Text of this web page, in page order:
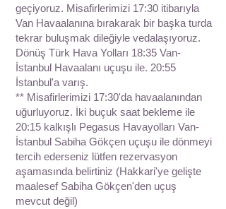
geçiyoruz. Misafirlerimizi 17:30 itibarıyla
Van Havaalanına bırakarak bir başka turda
tekrar buluşmak dileğiyle vedalaşıyoruz.
Dönüş Türk Hava Yolları 18:35 Van-
İstanbul Havaalanı uçuşu ile. 20:55
İstanbul'a varış.
** Misafirlerimizi 17:30'da havaalanından
uğurluyoruz. İki buçuk saat bekleme ile
20:15 kalkışlı Pegasus Havayolları Van-
İstanbul Sabiha Gökçen uçuşu ile dönmeyi
tercih ederseniz lütfen rezervasyon
aşamasında belirtiniz (Hakkari'ye gelişte
maalesef Sabiha Gökçen'den uçuş
mevcut değil)